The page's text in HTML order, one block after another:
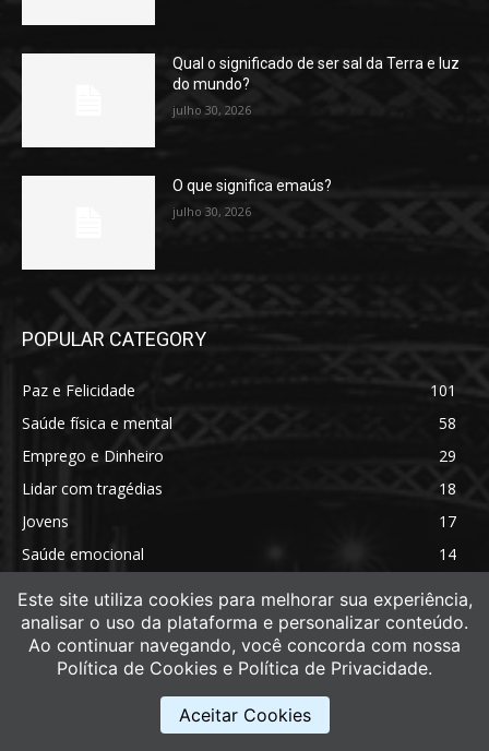
Qual o significado de ser sal da Terra e luz
do mundo?
julho 30, 2026
O que significa emaús?
julho 30, 2026
POPULAR CATEGORY
Paz e Felicidade
101
Saúde física e mental
58
Emprego e Dinheiro
29
Lidar com tragédias
18
Jovens
17
Saúde emocional
14
Este site utiliza cookies para melhorar sua experiência,
analisar o uso da plataforma e personalizar conteúdo.
Ao continuar navegando, você concorda com nossa
Política de Cookies e Política de Privacidade.
Aceitar Cookies